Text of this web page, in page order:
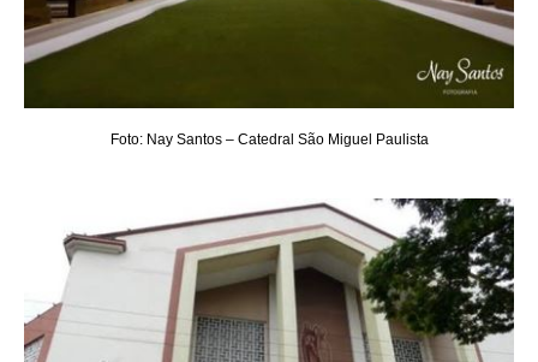
Foto: Nay Santos – Catedral São Miguel Paulista